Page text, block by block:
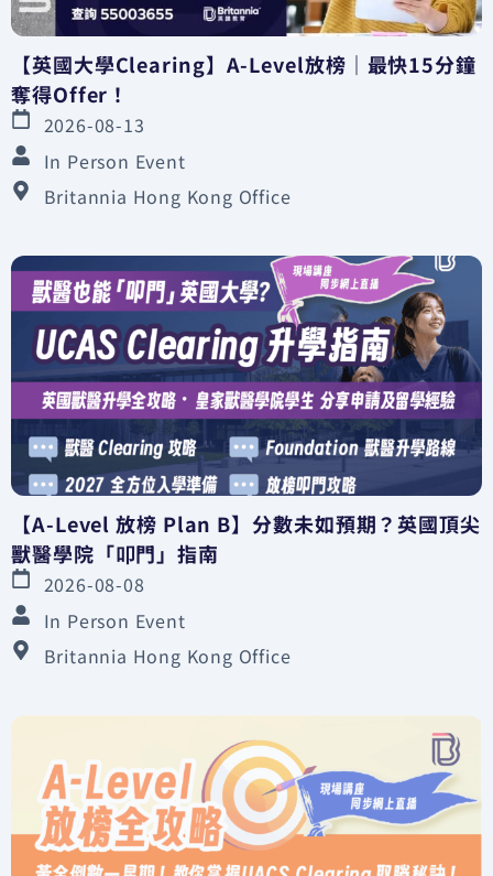
【英國大學Clearing】A-Level放榜｜最快15分鐘
奪得Offer！
2026-08-13
In Person Event
Britannia Hong Kong Office
【A-Level 放榜 Plan B】分數未如預期？英國頂尖
獸醫學院「叩門」指南
2026-08-08
In Person Event
Britannia Hong Kong Office